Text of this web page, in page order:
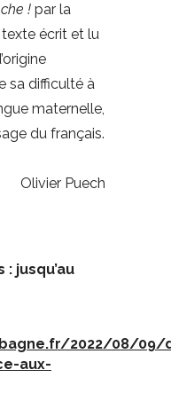
! par la
écrit et lu
sa difficulté à
maternelle,
du français.
Olivier Puech
jusqu’au
2022/08/09/
aux-